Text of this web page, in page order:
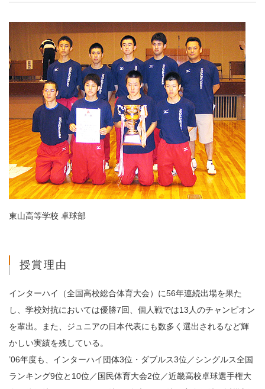
東山高等学校 卓球部
授賞理由
インターハイ（全国高校総合体育大会）に56年連続出場を果た
し、学校対抗においては優勝7回、個人戦では13人のチャンピオン
を輩出。また、ジュニアの日本代表にも数多く選出されるなど輝
かしい実績を残している。
’06年度も、インターハイ団体3位・ダブルス3位／シングルス全国
ランキング9位と10位／国民体育大会2位／近畿高校卓球選手権大